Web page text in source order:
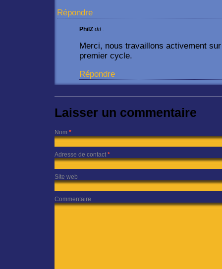
Répondre
PhilZ dit :
Merci, nous travaillons activement
premier cycle.
Répondre
Laisser un commentaire
Nom *
Adresse de contact *
Site web
Commentaire